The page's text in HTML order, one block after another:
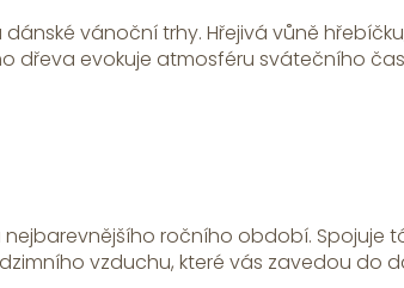
vánoční trhy. Hřejivá vůně
dřeva evokuje atmosféru svátečního
ročního období. Spojuje
vzduchu, které vás zavedou do